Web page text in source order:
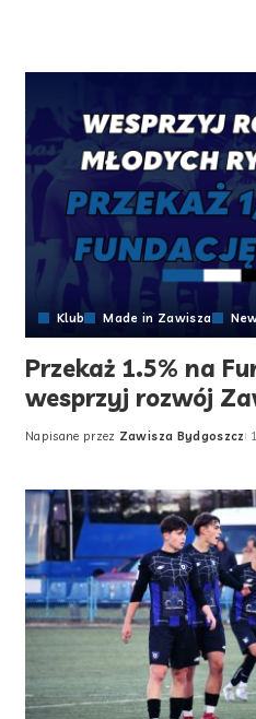
Klub Made in Zawisza
Przekaż 1.5% na
wesprzyj rozwój
Posted
Napisane przez Zawisza Bydgoszcz